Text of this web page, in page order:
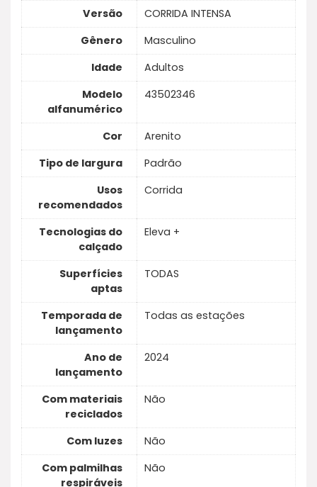
Versão
CORRIDA INTENSA
Gênero
Masculino
Idade
Adultos
Modelo
alfanumérico
43502346
Cor
Arenito
Tipo de largura
Padrão
Usos
recomendados
Corrida
Tecnologias do
calçado
Eleva +
Superfícies
aptas
TODAS
Temporada de
lançamento
Todas as estações
Ano de
lançamento
2024
Com materiais
reciclados
Não
Com luzes
Não
Com palmilhas
respiráveis
Não